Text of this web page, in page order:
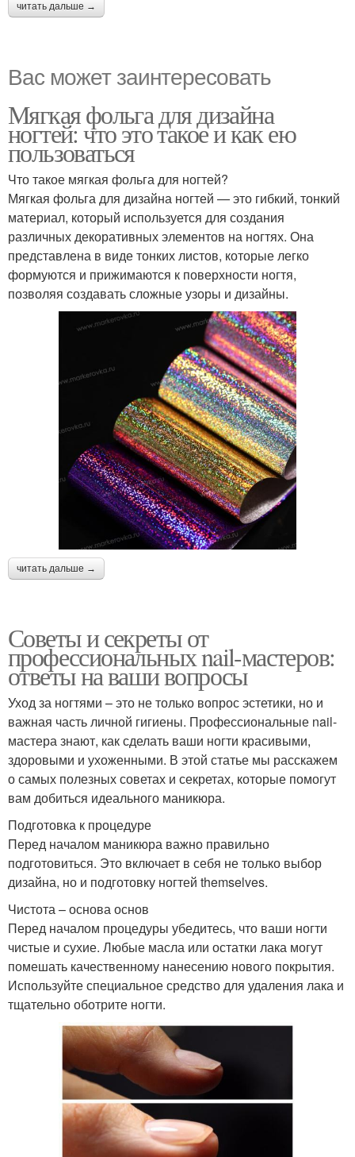
читать дальше →
Вас может заинтересовать
Мягкая фольга для дизайна
ногтей: что это такое и как ею
пользоваться
Что такое мягкая фольга для ногтей?
Мягкая фольга для дизайна ногтей — это гибкий, тонкий
материал, который используется для создания
различных декоративных элементов на ногтях. Она
представлена в виде тонких листов, которые легко
формуются и прижимаются к поверхности ногтя,
позволяя создавать сложные узоры и дизайны.
читать дальше →
Советы и секреты от
профессиональных nail-мастеров:
ответы на ваши вопросы
Уход за ногтями – это не только вопрос эстетики, но и
важная часть личной гигиены. Профессиональные nail-
мастера знают, как сделать ваши ногти красивыми,
здоровыми и ухоженными. В этой статье мы расскажем
о самых полезных советах и секретах, которые помогут
вам добиться идеального маникюра.
Подготовка к процедуре
Перед началом маникюра важно правильно
подготовиться. Это включает в себя не только выбор
дизайна, но и подготовку ногтей themselves.
Чистота – основа основ
Перед началом процедуры убедитесь, что ваши ногти
чистые и сухие. Любые масла или остатки лака могут
помешать качественному нанесению нового покрытия.
Используйте специальное средство для удаления лака и
тщательно оботрите ногти.